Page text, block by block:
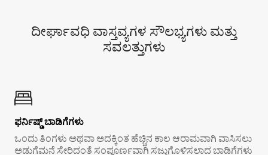
ದೀರ್ಘಾವಧಿ ವಾಸ್ತವ್ಯಗಳ ಸೌಲಭ್ಯಗಳು ಮತ್ತು
ಸವಲತ್ತುಗಳು
ಫರ್ನಿಷ್ಡ್ ಬಾಡಿಗೆಗಳು
ಒಂದು ತಿಂಗಳು ಅಥವಾ ಅದಕ್ಕಿಂತ ಹೆಚ್ಚಿನ ಕಾಲ ಆರಾಮವಾಗಿ ವಾಸಿಸಲು
ಅಡುಗೆಮನೆ ಸೇರಿದಂತೆ ಸಂಪೂರ್ಣವಾಗಿ ಸಜ್ಜುಗೊಳಿಸಲಾದ ಬಾಡಿಗೆಗಳು